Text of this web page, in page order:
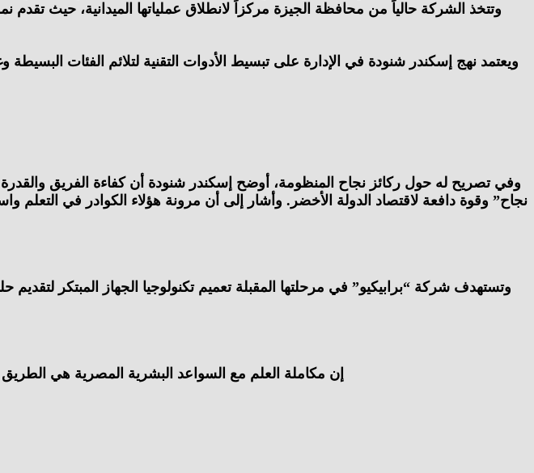
ويعتمد نهج إسكندر شنودة في الإدارة على تبسيط الأدوات التقنية لتلائم الفئات
وفي تصريح له حول ركائز نجاح المنظومة، أوضح إسكندر شنودة أن كفاءة الفريق
نجاح” وقوة دافعة لاقتصاد الدولة الأخضر. وأشار إلى أن مرونة هؤلاء الكوادر في
وتستهدف شركة “برابيكيو” في مرحلتها المقبلة تعميم تكنولوجيا الجهاز المبتكر لتقديم
“إن مكاملة العلم مع السواعد البشرية المصرية هي